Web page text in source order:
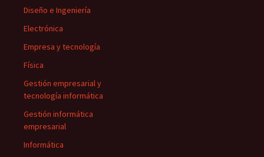
Diseño e Ingeniería
Electrónica
Empresa y tecnología
Física
Gestión empresarial y
tecnología informática
Gestión informática
empresarial
Informática